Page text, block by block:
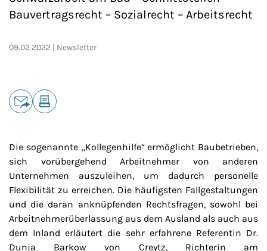
Bauvertragsrecht – Sozialrecht – Arbeitsrecht
09.02.2022 Newsletter
Teilen
Die sogenannte „Kollegenhilfe“ ermöglicht Baubetrieben,
sich vorübergehend Arbeitnehmer von anderen
Unternehmen auszuleihen, um dadurch personelle
Flexibilität zu erreichen. Die häufigsten Fallgestaltungen
und die daran anknüpfenden Rechtsfragen, sowohl bei
Arbeitnehmerüberlassung aus dem Ausland als auch aus
dem Inland erläutert die sehr erfahrene Referentin Dr.
Dunja Barkow von Creytz, Richterin am